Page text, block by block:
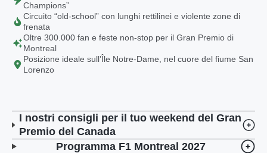
Champions”
Circuito “old-school” con lunghi rettilinei e violente zone di
frenata
Oltre 300.000 fan e feste non-stop per il Gran Premio di
Montreal
Posizione ideale sull’Île Notre-Dame, nel cuore del fiume San
Lorenzo
I nostri consigli per il tuo weekend del Gran
Premio del Canada
Programma F1 Montreal 2027